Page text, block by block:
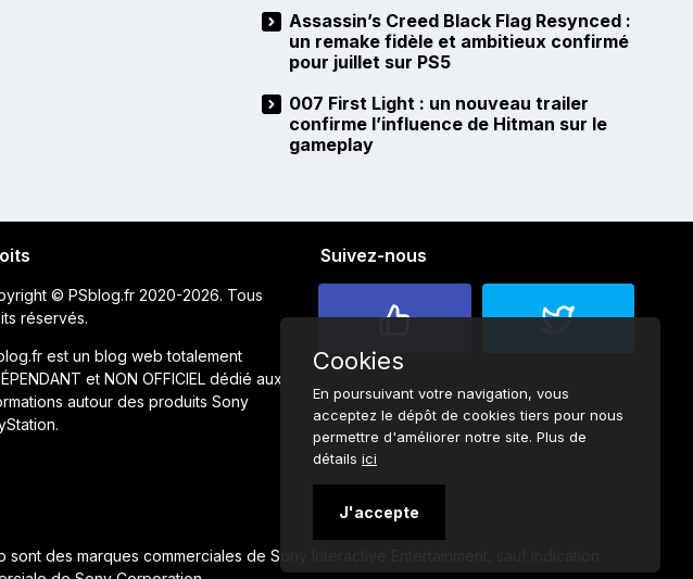
Assassin’s Creed Black Flag Resynced :
un remake fidèle et ambitieux confirmé
pour juillet sur PS5
007 First Light : un nouveau trailer
confirme l’influence de Hitman sur le
gameplay
© PSblog.fr 2020-2026. Tous
réservés.
est un blog web totalement
et NON OFFICIEL dédié aux
autour des produits Sony
Suivez-nous
des marques commerciales de Sony Interactive Entertainment, sauf indication
Cookies
En poursuivant votre navigation, vous
acceptez le dépôt de cookies tiers pour nous
permettre d'améliorer notre site. Plus de
détails ici
J'accepte